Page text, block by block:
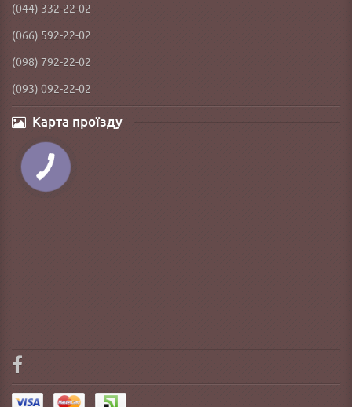
(044) 332-22-02
(066) 592-22-02
(098) 792-22-02
(093) 092-22-02
Карта проїзду